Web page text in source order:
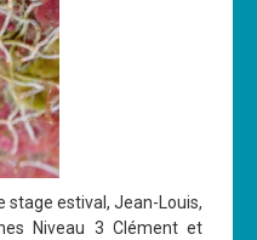
stage estival, Jean-Louis,
Niveau 3 Clément et